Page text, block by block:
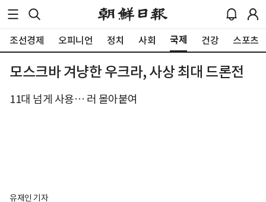
조선경제 오피니언 정치 사회 국제 건강 스포츠
모스크바 겨냥한 우크라, 사상 최대 드론전
11대 넘게 사용… 러 몰아붙여
유재인 기자